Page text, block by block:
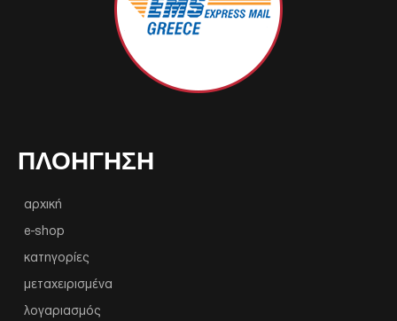
ΠΛΟΉΓΗΣΗ
αρχική
e-shop
κατηγορίες
μεταχειρισμένα
λογαριασμός